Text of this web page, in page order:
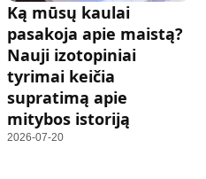
Ką mūsų kaulai
pasakoja apie maistą?
Nauji izotopiniai
tyrimai keičia
supratimą apie
mitybos istoriją
2026-07-20